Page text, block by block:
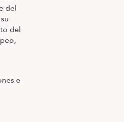
del
del
e